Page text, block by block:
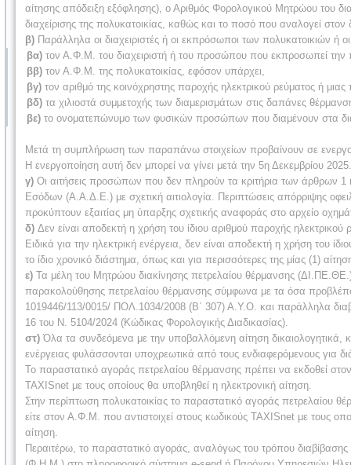
αίτησης απόδειξη εξόφλησης), ο Αριθμός Φορολογικού Μητρώου του
διαχείρισης της πολυκατοικίας, καθώς και το ποσό που αναλογεί στον
β) Παράλληλα οι διαχειριστές ή οι εκπρόσωποι των πολυκατοικιών ή
βα) τον Α.Φ.Μ. του διαχειριστή ή του προσώπου που εκπροσωπεί την
ββ) τον Α.Φ.Μ. της πολυκατοικίας, εφόσον υπάρχει,
βγ) τον αριθμό της κοινόχρηστης παροχής ηλεκτρικού ρεύματος ή
βδ) τα χιλιοστά συμμετοχής των διαμερισμάτων στις δαπάνες
βε) το ονοματεπώνυμο των φυσικών προσώπων που διαμένουν στα
Μετά τη συμπλήρωση των παραπάνω στοιχείων προβαίνουν σε
Η ενεργοποίηση αυτή δεν μπορεί να γίνει μετά την 5η Δεκεμβρίου 2025.
γ) Οι αιτήσεις προσώπων που δεν πληρούν τα κριτήρια των άρθρων
Εσόδων (Α.Α.Δ.Ε.) με σχετική αιτιολογία. Περιπτώσεις απόρριψης
προκύπτουν εξαιτίας μη ύπαρξης σχετικής αναφοράς στο αρχείο
δ) Δεν είναι αποδεκτή η χρήση του ίδιου αριθμού παροχής
Ειδικά για την ηλεκτρική ενέργεια, δεν είναι αποδεκτή η χρήση του
το ίδιο χρονικό διάστημα, όπως και για περισσότερες της μίας (1)
ε) Τα μέλη του Μητρώου διακίνησης πετρελαίου θέρμανσης
παρακολούθησης πετρελαίου θέρμανσης σύμφωνα με τα όσα
1019446/113/0015/ ΠΟΛ.1034/2008 (Β΄ 307) Α.Υ.Ο. και παράλληλα
16 του Ν. 5104/2024 (Κώδικας Φορολογικής Διαδικασίας).
στ) Όλα τα συνδεόμενα με την υποβαλλόμενη αίτηση δικαιολογητικά,
ενέργειας φυλάσσονται υποχρεωτικά από τους ενδιαφερόμενους για
Το παραστατικό αγοράς πετρελαίου θέρμανσης πρέπει να εκδοθεί
TAXISnet με τους οποίους θα υποβληθεί η ηλεκτρονική αίτηση.
Στην περίπτωση πολυκατοικίας το παραστατικό αγοράς πετρελαίου
είτε στον Α.Φ.Μ. που αντιστοιχεί στους κωδικούς TAXISnet με τους
αίτηση.
Περαιτέρω, το παραστατικό αγοράς, αναλόγως του τρόπου